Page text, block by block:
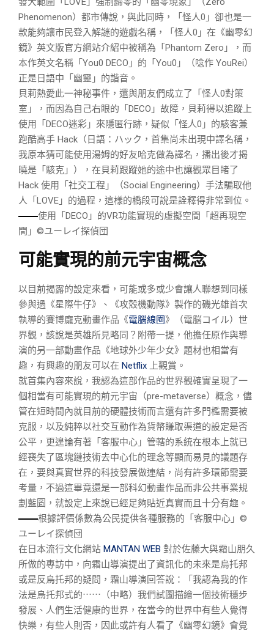
Phenomenon）都市傳說，與此同時，「怪人0」卻也是一
款能夠讓市民登入解謎的遊戲名稱，「怪人0」在《幽零幻
鏡》英文版官方網站介紹中被稱為「Phantom Zero」，而
本作英文名稱「You0 DECO」的「You0」（唸作 YouRei）
正是日語中「幽靈」的諧音。
貝莉熱愛此一神秘事件，還與朋友們成立了「怪人0對策
室」，而因為自己右眼的「DECO」故障，貝莉得以追蹤上
使用「DECO迷彩」來隱匿行跡，疑似「怪人0」的駭客兼
跑酷高手 Hack（日語：ハック，首集尚未出現中譯名稱，
我原本猜可能使用湯姆的好友哈克做為譯名，播出後才揭
曉是「駭克」），在貝莉跟蹤她的途中也讓觀眾目睹了
Hack 使用「社交工程」（Social Engineering）手法騙取他
人「LOVE」的過程，這樣的橋段可說是詮釋得非常到位。
使用「DECO」的VR功能實現的虛擬空間「超再現空
間」©ユーレイ探偵団
可能實現的前元宇宙概念
以目前揭露的設定來看，可能或多或少會讓人聯想到同樣
參與過《星際牛仔》、《攻殼機動隊》製作的磯光雄首次
執導的賽博龐克動畫作品《電腦線圈》（電脳コイル）世
界觀，該說是英雄所見略同？附帶一提，他擔任原作與導
演的另一部動畫作品《地球外少年少女》題材也相當有
趣，有興趣的朋友可以在 Netflix 上觀賞。
就首集內容來說，我認為這部作品的世界觀確實呈現了一
個相當有可能實現的前元宇宙（pre-metaverse）概念，儘
管在短時間內就目前的硬體技術而言還有許多門檻需要被
克服，以及純粹以社交互動作為貨幣賺取渠道的設定是否
公平，更遑論有著「客服中心」管轄的系統在根本上就已
經喪失了區塊鏈技術去中心化的理念等顯而易見的議題存
在，要與真實世界的科技發展做連結，尚有許多環節需要
考量，不過這畢竟還是一部科幻動畫作品而非公共事業規
劃藍圖，就設定上來說已經足夠貼近真實而且十分有趣。
根據評價係數為公民提供各種服務的「客服中心」©
ユーレイ探偵団
在日本流行文化網站 MANTAN WEB 對於佐藤大與霜山朋久
所做的專訪中，向霜山導演提出了資訊化的未來是烏托邦
或是反烏托邦的疑問，霜山導演回答說：「我認為我的作
法是烏托邦式的⋯⋯（中略）我們試圖描繪一個技術穩步
發展、人們生活健康的世界，在當今的世界中有些人覺得
快樂，有些人則否，因此或許有人看了《幽零幻鏡》會覺